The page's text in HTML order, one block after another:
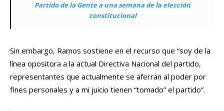
Partido de la Gente a una semana de la elección
constitucional
Sin embargo, Ramos sostiene en el recurso que “soy de la
línea opositora a la actual Directiva Nacional del partido,
representantes que actualmente se aferran al poder por
fines personales y a mi juicio tienen “tomado” el partido”.